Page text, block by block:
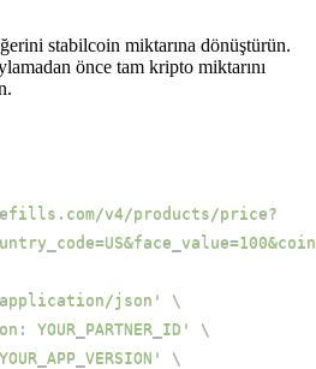
stabilcoin miktarına dönüştürün.
önce tam kripto miktarını
v4/products/price?
json'
\
\
\